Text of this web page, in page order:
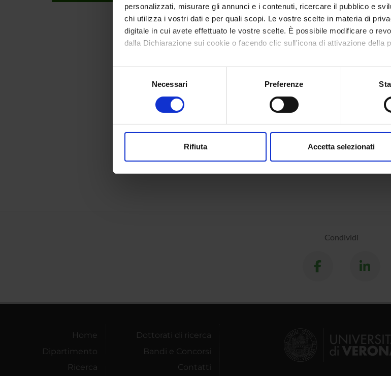
personalizzati, misurare gli annunci e i contenuti, ricercare il pubblico e
chi utilizza i vostri dati e per quali scopi. Le vostre scelte in materia di
digitale in cui avete effettuato le vostre scelte. È possibile modificare o
dalla Dichiarazione sui cookie o facendo clic sull'icona di attivazione della
Con il tuo consenso, vorremmo anche:
raccogliere informazioni sulla tua posizione geografica, con
digitali).
modificare o ritirare il tuo consenso in qualsiasi momento dalla
Necessari Preferenze
Rifiuta Accetta selezionati
PARTECIPANTI AL PROGETTO
David Bolzonella Professore ordinario
Giovanna Felis Professore ordinario
AREE DI RICERCA COINVOLTE DAL PROGETTO
Viticoltura ed enologia
Agriculture related to crop production, soil biology
Chemical engineering, technical chemistry
Condividi
Home
Dipartimento
Ricerca
Dottorati di ricerca
Bandi e Concorsi
Contatti